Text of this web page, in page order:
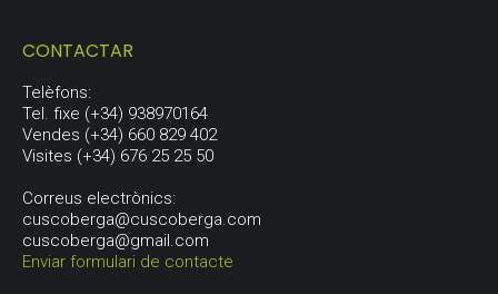
CONTACTAR
Telèfons:
Tel. fixe (+34) 938970164
Vendes (+34) 660 829 402
Visites (+34) 676 25 25 50
Correus electrònics:
cuscoberga@cuscoberga.com
cuscoberga@gmail.com
Enviar formulari de contacte